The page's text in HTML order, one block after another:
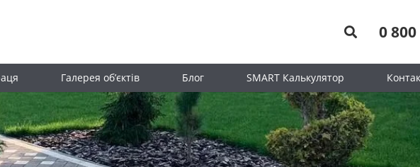
0
Галерея об’єктів Блог SMART Калькулятор